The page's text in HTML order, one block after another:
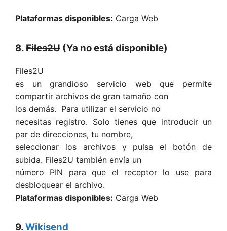
Plataformas disponibles: Carga Web
8.Files2U (Ya no está disponible)
Files2U
es un grandioso servicio web que permite
compartir archivos de gran tamaño con
los demás. Para utilizar el servicio no
necesitas registro. Solo tienes que introducir un
par de direcciones, tu nombre,
seleccionar los archivos y pulsa el botón de
subida. Files2U también envía un
número PIN para que el receptor lo use para
desbloquear el archivo.
Plataformas disponibles: Carga Web
9.Wikisend